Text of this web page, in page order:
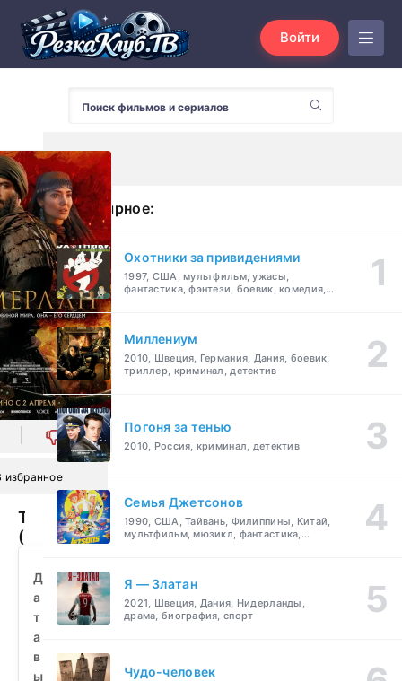
Войти
0
избранное
Тамерлан
(2026)
бесплатно
Д
а
т
а
в
ы
Популярное:
Охотники за привидениями
1997, США, мультфильм, ужасы,
фантастика, фэнтези, боевик, комедия,
Миллениум
2010, Швеция, Германия, Дания, боевик,
триллер, криминал, детектив
Погоня за тенью
2010, Россия, криминал, детектив
Семья Джетсонов
1990, США, Тайвань, Филиппины, Китай,
мультфильм, мюзикл, фантастика,
Я — Златан
2021, Швеция, Дания, Нидерланды,
драма, биография, спорт
Чудо-человек